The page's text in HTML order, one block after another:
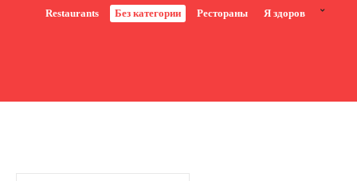
Restaurants Без категории Рестораны Я здоров